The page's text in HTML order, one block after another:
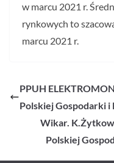
w marcu 2021 r.
rynkowych to
marcu 2021 r.
PPUH
Polskiej Gospodarki
Wikar.
Polskiej